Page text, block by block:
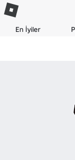
En İyiler